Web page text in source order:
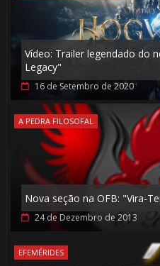
Vídeo: Trailer legendado do
Legacy"
16 de Setembro de 2020
A PEDRA FILOSOFAL
Nova seção na OFB: "Vira-
24 de Dezembro de 2013
EFEMÉRIDES